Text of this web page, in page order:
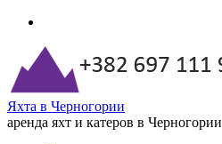
Яхта в Черногории
аренда яхт и катеров в Черногории